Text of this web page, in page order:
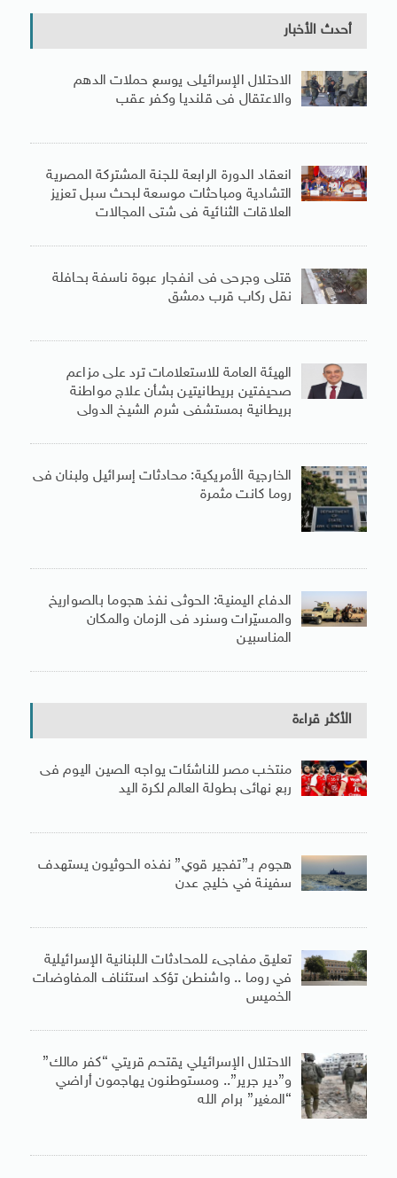
أحدث الأخبار
الاحتلال الإسرائيلى يوسع حملات الدهم
والاعتقال فى قلنديا وكفر عقب
انعقاد الدورة الرابعة للجنة المشتركة المصرية
التشادية ومباحثات موسعة لبحث سبل تعزيز
العلاقات الثنائية فى شتى المجالات
قتلى وجرحى فى انفجار عبوة ناسفة بحافلة
نقل ركاب قرب دمشق
الهيئة العامة للاستعلامات ترد على مزاعم
صحيفتين بريطانيتين بشأن علاج مواطنة
بريطانية بمستشفى شرم الشيخ الدولى
الخارجية الأمريكية: محادثات إسرائيل ولبنان فى
روما كانت مثمرة
الدفاع اليمنية: الحوثى نفذ هجوما بالصواريخ
والمسيّرات وسنرد فى الزمان والمكان
المناسبين
الأكثر قراءة
منتخب مصر للناشئات يواجه الصين اليوم فى
ربع نهائى بطولة العالم لكرة اليد
هجوم بـ”تفجير قوي” نفذه الحوثيون يستهدف
سفينة في خليج عدن
تعليق مفاجىء للمحادثات اللبنانية الإسرائيلية
في روما .. واشنطن تؤكد استئناف المفاوضات
الخميس
الاحتلال الإسرائيلي يقتحم قريتي “كفر مالك”
و”دير جرير”.. ومستوطنون يهاجمون أراضي
“المغير” برام الله